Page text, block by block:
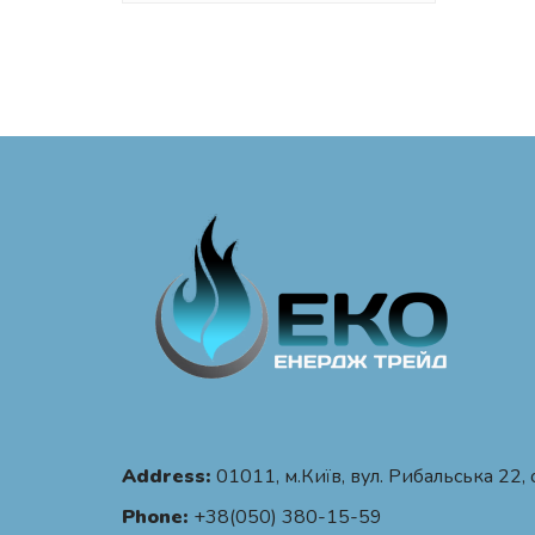
Address: 01011, м.Київ, вул. Рибальська 22,
Phone: +38(050) 380-15-59